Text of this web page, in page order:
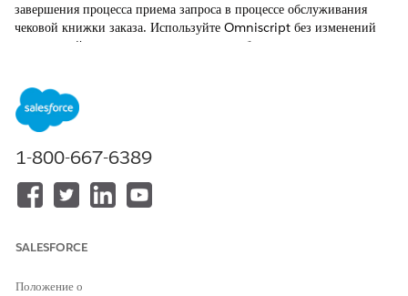
завершения процесса приема запроса в процессе обслуживания
чековой книжки заказа. Используйте Omniscript без изменений
или настройте его в соответствии с потребностями предприятия.
НЕОБХОДИМЫЕ ПОЛНОМОЧИЯ ПОЛЬЗОВАТЕЛЯ
Для активации Omniscript
чековой тетради заказа:
В средстве запуска приложений найдите и откройте «
В приложении Omnistudio на панели навигации выберите
1-800-667-6389
SALESFORCE
Положение о